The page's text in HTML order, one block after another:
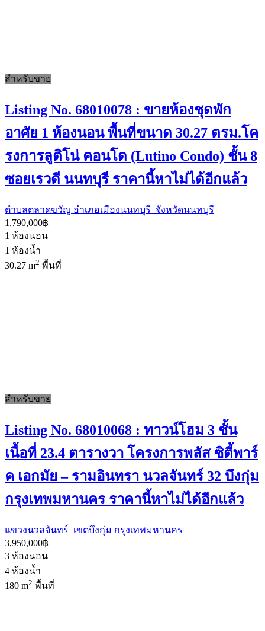
สำหรับขาย
Listing No. 68010078 : ขายห้องชุดพัก
อาศัย 1 ห้องนอน พื้นที่ขนาด 30.27 ตรม.โค
รงการลูติโน่ คอนโด (Lutino Condo) ชั้น 8
ซอยเรวดี นนทบุรี ราคานี้หาไม่ได้อีกแล้ว
ตำบลตลาดขวัญ อำเภอเมืองนนทบุรี จังหวัดนนทบุรี
1,790,000฿
1 ห้องนอน
1 ห้องน้ำ
30.27 m2 พื้นที่
สำหรับขาย
Listing No. 68010068 : ทาวน์โฮม 3 ชั้น
เนื้อที่ 23.4 ตารางวา โครงการพลัส ซิตี้พาร์
ค เอกมัย – รามอินทรา นวลจันทร์ 32 บึงกุ่ม
กรุงเทพมหานคร ราคานี้หาไม่ได้อีกแล้ว
แขวงนวลจันทร์ เขตบึงกุ่ม กรุงเทพมหานคร
3,950,000฿
3 ห้องนอน
4 ห้องน้ำ
180 m2 พื้นที่